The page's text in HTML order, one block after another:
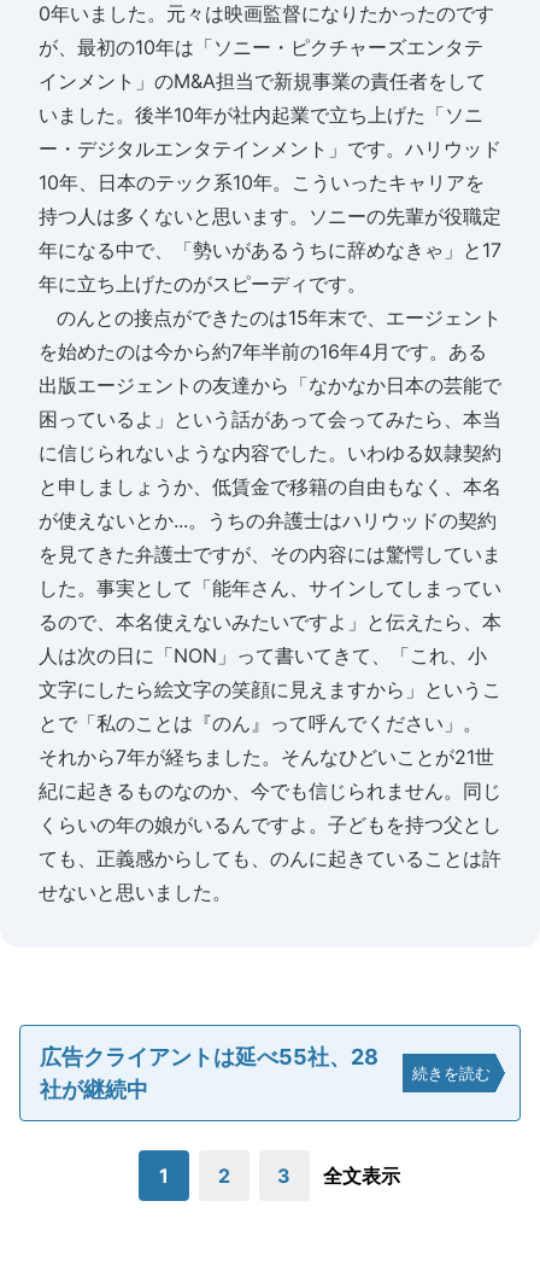
0年いました。元々は映画監督になりたかったのです
が、最初の10年は「ソニー・ピクチャーズエンタテ
インメント」のM&A担当で新規事業の責任者をして
いました。後半10年が社内起業で立ち上げた「ソニ
ー・デジタルエンタテインメント」です。ハリウッド
10年、日本のテック系10年。こういったキャリアを
持つ人は多くないと思います。ソニーの先輩が役職定
年になる中で、「勢いがあるうちに辞めなきゃ」と17
年に立ち上げたのがスピーディです。
のんとの接点ができたのは15年末で、エージェント
を始めたのは今から約7年半前の16年4月です。ある
出版エージェントの友達から「なかなか日本の芸能で
困っているよ」という話があって会ってみたら、本当
に信じられないような内容でした。いわゆる奴隷契約
と申しましょうか、低賃金で移籍の自由もなく、本名
が使えないとか...。うちの弁護士はハリウッドの契約
を見てきた弁護士ですが、その内容には驚愕していま
した。事実として「能年さん、サインしてしまってい
るので、本名使えないみたいですよ」と伝えたら、本
人は次の日に「NON」って書いてきて、「これ、小
文字にしたら絵文字の笑顔に見えますから」というこ
とで「私のことは『のん』って呼んでください」。
それから7年が経ちました。そんなひどいことが21世
紀に起きるものなのか、今でも信じられません。同じ
くらいの年の娘がいるんですよ。子どもを持つ父とし
ても、正義感からしても、のんに起きていることは許
せないと思いました。
広告クライアントは延べ55社、28
社が継続中
続きを読む
1 2 3 全文表示